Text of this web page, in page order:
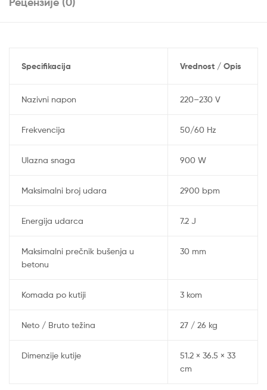
Specifikacija Vrednost / Opis
Nazivni napon 220–230 V
Frekvencija 50/60 Hz
Ulazna snaga 900 W
Maksimalni broj udara 2900 bpm
Energija udarca 7.2 J
Maksimalni prečnik bušenja u
betonu
30 mm
Komada po kutiji 3 kom
Neto / Bruto težina 27 / 26 kg
Dimenzije kutije
51.2 × 36.5 × 33
cm